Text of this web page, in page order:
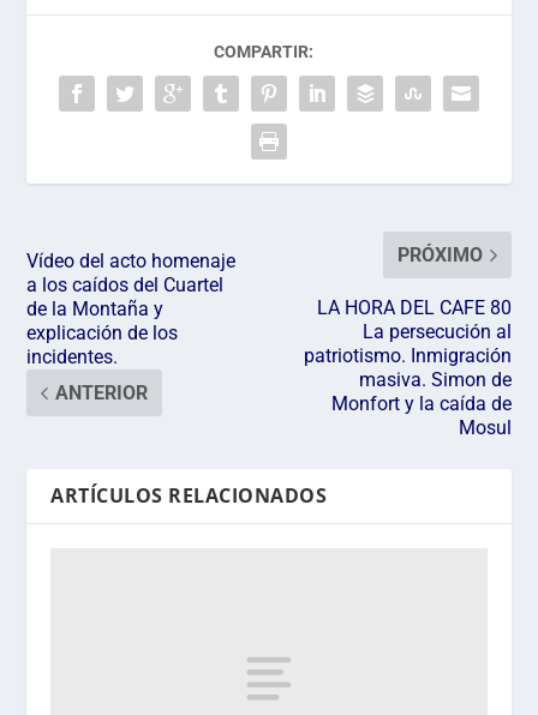
COMPARTIR:
Vídeo del acto homenaje
a los caídos del Cuartel
de la Montaña y
explicación de los
incidentes.
ANTERIOR
PRÓXIMO
LA HORA DEL CAFE 80
La persecución al
patriotismo. Inmigración
masiva. Simon de
Monfort y la caída de
Mosul
ARTÍCULOS RELACIONADOS